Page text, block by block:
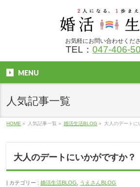
お気軽にお問い合わせくださ
TEL：047-406-
MENU
人気記事一覧
HOME » 人気記事一覧 » 婚活生活BLOG » 大人のデートに
大人のデートにいかがですか？
カテゴリー :婚活生活BLOG うえさんBLOG